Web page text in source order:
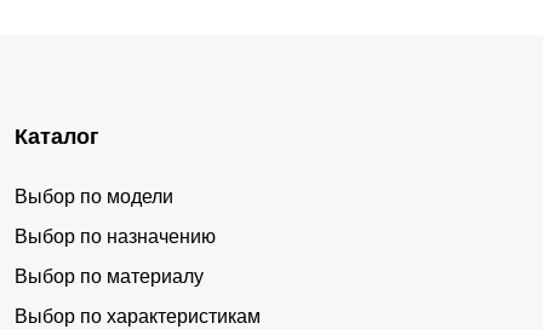
Каталог
Выбор по модели
Выбор по назначению
Выбор по материалу
Выбор по характеристикам